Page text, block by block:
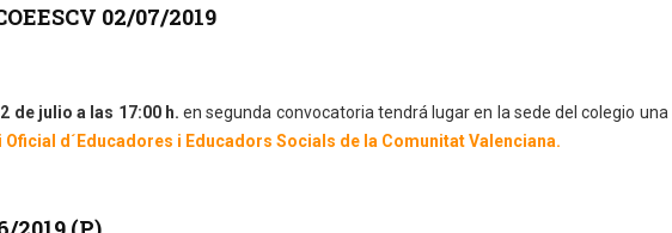
02/07/2019
2 de julio a las 17:00 h. en segunda convocatoria tendrá lugar en la sede del colegio una
d´Educadores i Educadors Socials de la Comunitat Valenciana.